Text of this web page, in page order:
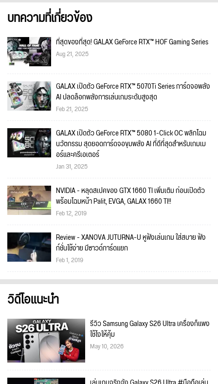
บทความที่เกี่ยวข้อง
ที่สุดของที่สุด! GALAX GeForce RTX™ HOF Gaming Series
Aug 21, 2025
GALAX เปิดตัว GeForce RTX™ 5070Ti Series การ์ดจอพลัง
AI ปลดล็อกพลังการเล่นเกมระดับสูงสุด
Feb 21, 2025
GALAX เปิดตัว GeForce RTX™ 5080 1-Click OC พลิกโฉม
นวัตกรรม สุดยอดการ์ดจอขุมพลัง AI ที่ดีที่สุดสำหรับเกมเม
อร์และครีเอเตอร์
Jan 31, 2025
NVIDIA - หลุดสเปคของ GTX 1660 TI เพิ่มเติม ก่อนเปิดตัว
พร้อมโฉมหน้า Palit, EVGA, GALAX 1660 TI!!
Feb 12, 2019
Review - XANOVA JUTURNA-U หูฟังเล่นเกม ใส่สบาย ฟัง
ก์ชั่นใช้ง่าย มีซาวด์การ์ดแยก
Feb 1, 2019
วิดีโอแนะนำ
รีวิว Samsung Galaxy S26 Ultra เครื่องก็แพง
ใช้ไงให้คุ้ม
May 10, 2026